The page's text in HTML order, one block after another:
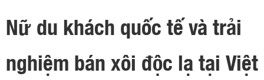
Nữ du khách quốc tế và trải
nghiệm bán xôi độc lạ tại Việt